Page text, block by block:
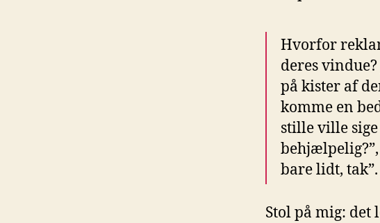
Hvorfor
deres
på kister af
komme en
stille ville
bare lidt, tak”.
Stol på mig: det